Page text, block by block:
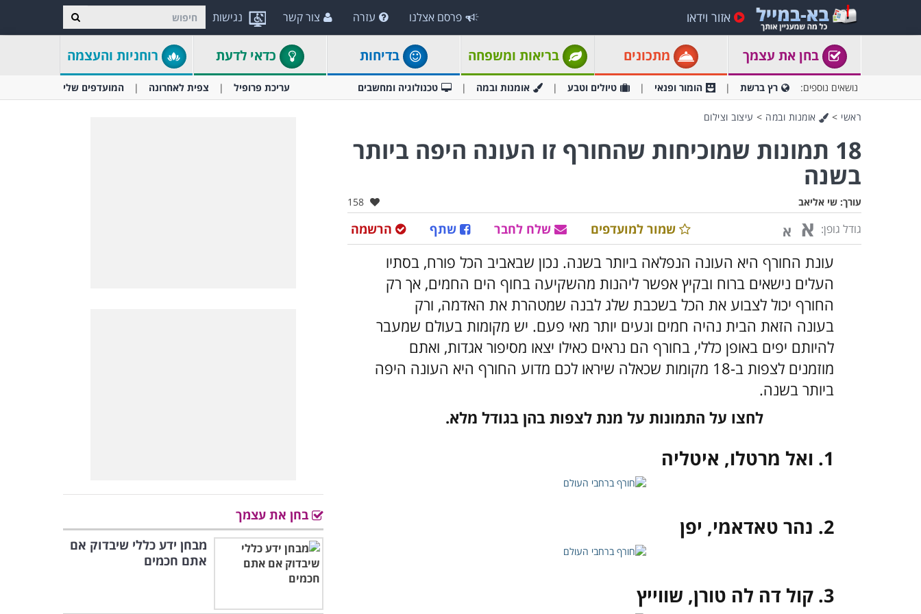
נגישות אזור וידאו פרסם אצלנו עזרה צור קשר
בחן את עצמך מתכונים בריאות ומשפחה בדיחות כדאי לדעת רוחניות והעצמה
נושאים נוספים: רץ ברשת הומור ופנאי טיולים וטבע אומנות ובמה טכנולוגיה ומחשבים עריכת פרופיל צפית לאחרונה המועדפים שלי
ראשי > אומנות ובמה > עיצוב וצילום
18 תמונות שמוכיחות שהחורף זו העונה היפה ביותר
בשנה
עורך: שי אליאב אהבו:
158
גודל גופן: א א הרשמה שתף שלח לחבר שמור למועדפים
עונת החורף היא העונה הנפלאה ביותר בשנה. נכון שבאביב הכל פורח, בסתיו
העלים נישאים ברוח ובקיץ אפשר ליהנות מהשקיעה בחוף הים החמים, אך רק
החורף יכול לצבוע את הכל בשכבת שלג לבנה שמטהרת את האדמה, ורק
בעונה הזאת הבית נהיה חמים ונעים יותר מאי פעם. יש מקומות בעולם שמעבר
להיותם יפים באופן כללי, בחורף הם נראים כאילו יצאו מסיפור אגדות, ואתם
מוזמנים לצפות ב-18 מקומות שכאלה שיראו לכם מדוע החורף היא העונה היפה
ביותר בשנה.
לחצו על התמונות על מנת לצפות בהן בגודל מלא.
1. ואל מרטלו, איטליה
2. נהר טאדאמי, יפן
3. קול דה לה טורן, שווייץ
בחן את עצמך
מבחן ידע כללי שיבדוק אם
אתם חכמים